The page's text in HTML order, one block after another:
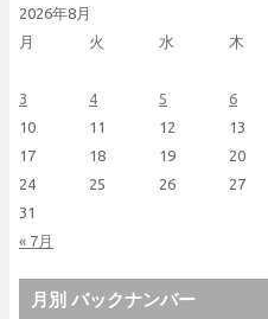
2026年8月
月
火 水 木
« 7月
3
4 5 6
10
11 12 13
17
18 19 20
24
25 26 27
31
月別 バックナンバー